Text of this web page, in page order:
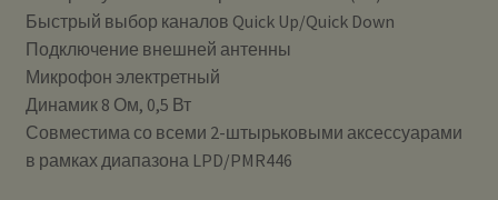
Быстрый выбор каналов Quick Up/Quick Down
Подключение внешней антенны
Микрофон электретный
Динамик 8 Ом, 0,5 Вт
Совместима со всеми 2-штырьковыми аксессуарами
в рамках диапазона LPD/PMR446